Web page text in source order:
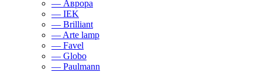
— Аврора
— IEK
— Brilliant
— Arte lamp
— Favel
— Globo
— Paulmann